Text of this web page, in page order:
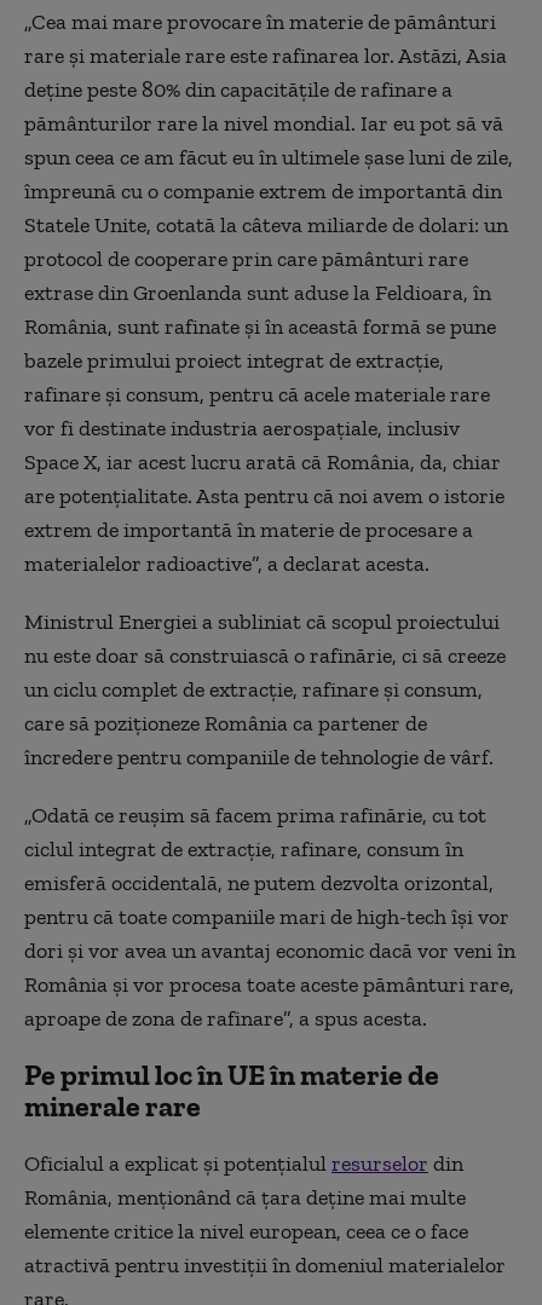
„Cea mai mare provocare în materie de pământuri
rare și materiale rare este rafinarea lor. Astăzi, Asia
deține peste 80% din capacitățile de rafinare a
pământurilor rare la nivel mondial. Iar eu pot să vă
spun ceea ce am făcut eu în ultimele șase luni de zile,
împreună cu o companie extrem de importantă din
Statele Unite, cotată la câteva miliarde de dolari: un
protocol de cooperare prin care pământuri rare
extrase din Groenlanda sunt aduse la Feldioara, în
România, sunt rafinate și în această formă se pune
bazele primului proiect integrat de extracție,
rafinare și consum, pentru că acele materiale rare
vor fi destinate industria aerospațiale, inclusiv
Space X, iar acest lucru arată că România, da, chiar
are potențialitate. Asta pentru că noi avem o istorie
extrem de importantă în materie de procesare a
materialelor radioactive”, a declarat acesta.
Ministrul Energiei a subliniat că scopul proiectului
nu este doar să construiască o rafinărie, ci să creeze
un ciclu complet de extracție, rafinare și consum,
care să poziționeze România ca partener de
încredere pentru companiile de tehnologie de vârf.
„Odată ce reușim să facem prima rafinărie, cu tot
ciclul integrat de extracție, rafinare, consum în
emisferă occidentală, ne putem dezvolta orizontal,
pentru că toate companiile mari de high-tech își vor
dori și vor avea un avantaj economic dacă vor veni în
România și vor procesa toate aceste pământuri rare,
aproape de zona de rafinare”, a spus acesta.
Pe primul loc în UE în materie de
minerale rare
Oficialul a explicat și potențialulresurselor din
România, menționând că țara deține mai multe
elemente critice la nivel european, ceea ce o face
atractivă pentru investiții în domeniul materialelor
rare.